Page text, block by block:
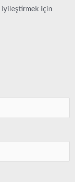
iyileştirmek için